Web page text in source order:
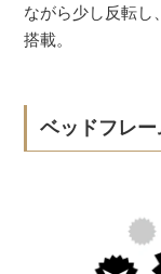
ながら少し反転し
搭載。
ベッドフレ